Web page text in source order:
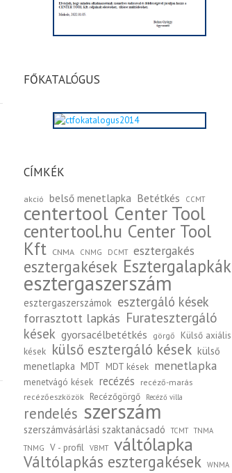
FŐKATALÓGUS
CÍMKÉK
akció belső menetlapka Betétkés CCMT
centertool Center Tool
centertool.hu Center Tool
Kft CNMA CNMG DCMT esztergakés
esztergakések Esztergalapkák
esztergaszerszám
esztergaszerszámok esztergáló kések
forrasztott lapkás Furatesztergáló
kések gyorsacélbetétkés görgő
Külső axiális
kések külső esztergáló kések külső
menetlapka MDT MDT kések menetlapka
menetvágó kések recézés
recéző-marás
recézőeszközök
Recézőgörgő Recéző villa
rendelés szerszám
szerszámvásárlási szaktanácsadó TCMT TNMA
TNMG
V - profil VBMT váltólapka
Váltólapkás esztergakések WNMA